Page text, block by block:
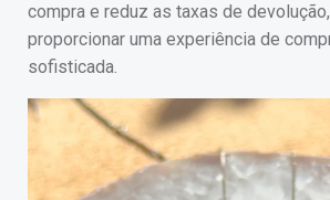
compra e reduz as taxas de
proporcionar uma experiência de
sofisticada.